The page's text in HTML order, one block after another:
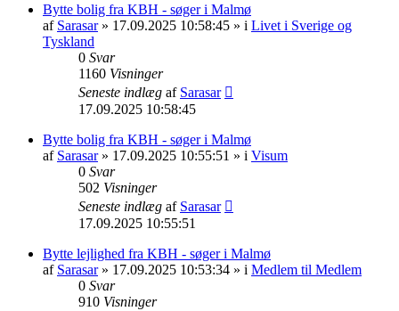
Bytte bolig fra KBH - søger i Malmø
af Sarasar» 17.09.2025 10:58:45 » i Livet i Sverige og
Tyskland
0 Svar
1160 Visninger
Seneste indlæg af Sarasar
17.09.2025 10:58:45
Bytte bolig fra KBH - søger i Malmø
af Sarasar» 17.09.2025 10:55:51 » i Visum
0 Svar
502 Visninger
Seneste indlæg af Sarasar
17.09.2025 10:55:51
Bytte lejlighed fra KBH - søger i Malmø
af Sarasar» 17.09.2025 10:53:34 » i Medlem til Medlem
0 Svar
910 Visninger